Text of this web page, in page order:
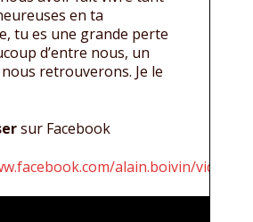
en ta
tu es une grande perte
d’entre nous, un
retrouverons. Je le
sur Facebook
alain.boivin/videos/